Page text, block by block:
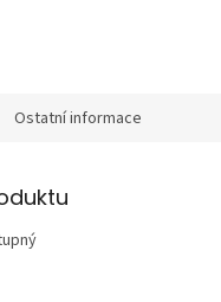
Ostatní informace